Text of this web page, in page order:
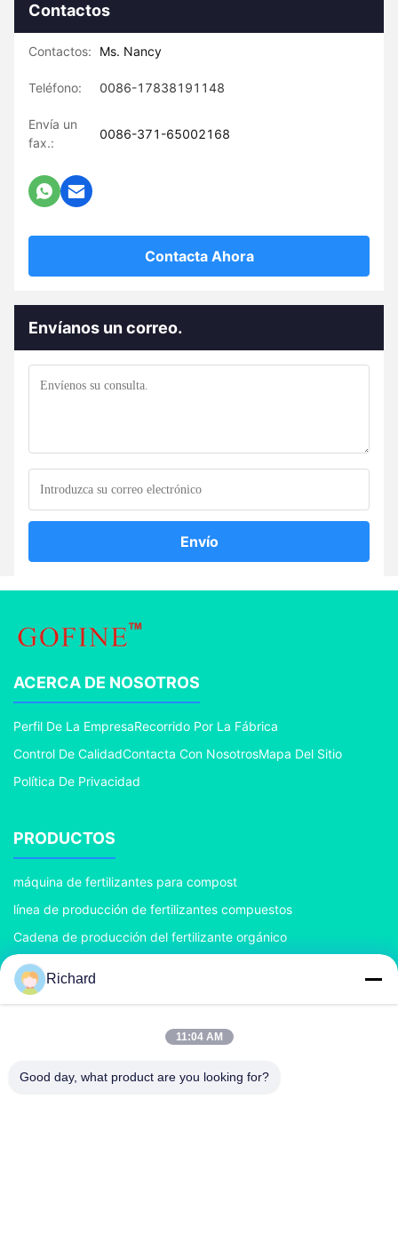
Contactos
Contactos: Ms. Nancy
Teléfono: 0086-17838191148
Envía un
fax.:
0086-371-65002168
Contacta Ahora
Envíanos un correo.
Envío
ACERCA DE NOSOTROS
Perfil De La EmpresaRecorrido Por La Fábrica
Control De CalidadContacta Con NosotrosMapa Del Sitio
Política De Privacidad
PRODUCTOS
máquina de fertilizantes para compost
línea de producción de fertilizantes compuestos
Cadena de producción del fertilizante orgánico
Cadena de producción del fertilizante del BB
Granulador doble del fertilizante del rodillo
CONTACTA CON NOSOTROS
Richard
11:04 AM
Good day, what product are you looking for?